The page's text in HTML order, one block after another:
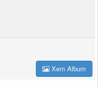
Xem Album